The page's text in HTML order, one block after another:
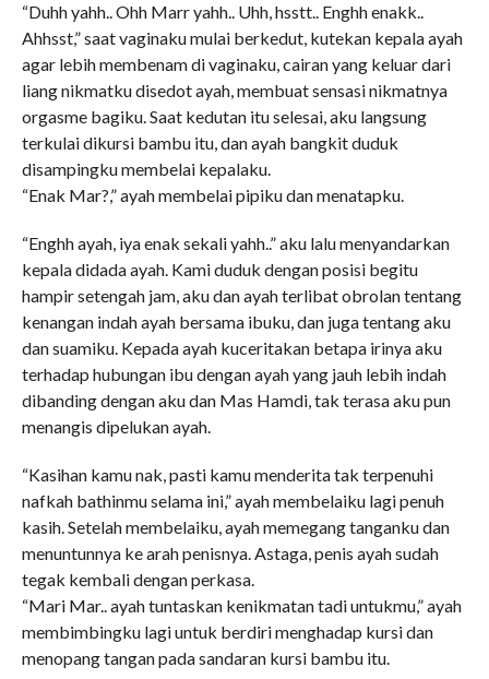
“Duhh yahh.. Ohh Marr yahh.. Uhh, hsstt.. Enghh enakk..
Ahhsst,” saat vaginaku mulai berkedut, kutekan kepala ayah
agar lebih membenam di vaginaku, cairan yang keluar dari
liang nikmatku disedot ayah, membuat sensasi nikmatnya
orgasme bagiku. Saat kedutan itu selesai, aku langsung
terkulai dikursi bambu itu, dan ayah bangkit duduk
disampingku membelai kepalaku.
“Enak Mar?,” ayah membelai pipiku dan menatapku.
“Enghh ayah, iya enak sekali yahh..” aku lalu menyandarkan
kepala didada ayah. Kami duduk dengan posisi begitu
hampir setengah jam, aku dan ayah terlibat obrolan tentang
kenangan indah ayah bersama ibuku, dan juga tentang aku
dan suamiku. Kepada ayah kuceritakan betapa irinya aku
terhadap hubungan ibu dengan ayah yang jauh lebih indah
dibanding dengan aku dan Mas Hamdi, tak terasa aku pun
menangis dipelukan ayah.
“Kasihan kamu nak, pasti kamu menderita tak terpenuhi
nafkah bathinmu selama ini,” ayah membelaiku lagi penuh
kasih. Setelah membelaiku, ayah memegang tanganku dan
menuntunnya ke arah penisnya. Astaga, penis ayah sudah
tegak kembali dengan perkasa.
“Mari Mar.. ayah tuntaskan kenikmatan tadi untukmu,” ayah
membimbingku lagi untuk berdiri menghadap kursi dan
menopang tangan pada sandaran kursi bambu itu.